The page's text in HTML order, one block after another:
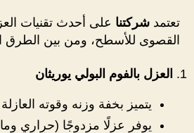
تعتمد شركتنا على أحدث تقنيات
القصوى للأسطح، ومن بين الطرق
العزل بالفوم البولي يوريثان
يتميز بخفة وزنه وقوته العازلة
يوفر عزلًا مزدوجًا (حراري